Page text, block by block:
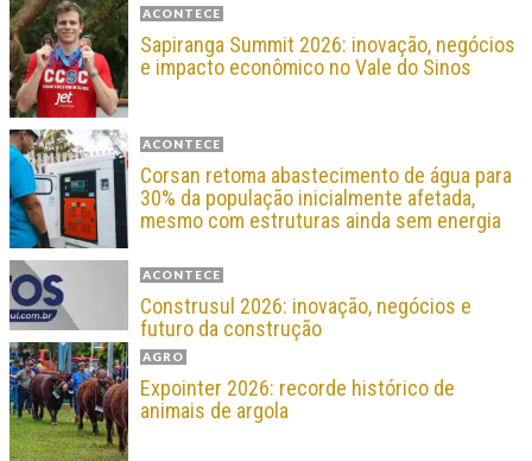
ACONTECE
Sapiranga Summit 2026: inovação, negócios
e impacto econômico no Vale do Sinos
ACONTECE
Corsan retoma abastecimento de água para
30% da população inicialmente afetada,
mesmo com estruturas ainda sem energia
ACONTECE
Construsul 2026: inovação, negócios e
futuro da construção
AGRO
Expointer 2026: recorde histórico de
animais de argola